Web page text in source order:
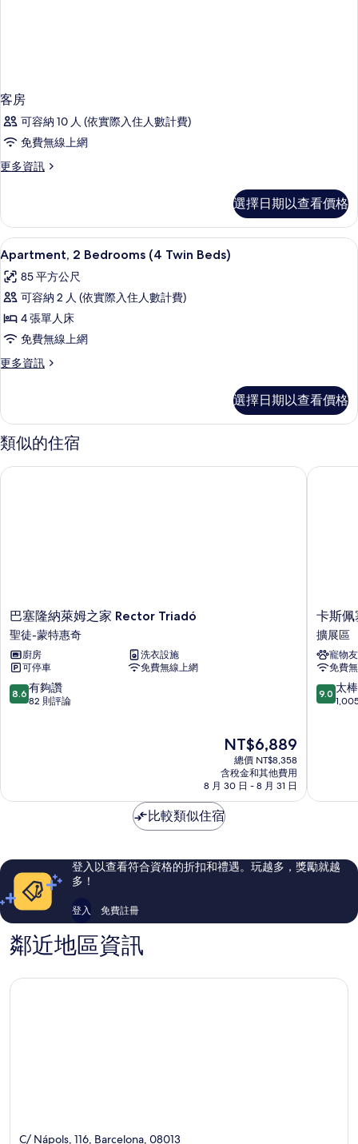
客房
可容納 10 人 (依實際入住人數計費)
免費無線上網
更多資訊
更
的
詳
情
選擇日期以查看價格
顯
示
Apartment,
2
Bedrooms
(4
Twin
所
有
片
5
Apartment, 2 Bedrooms (4 Twin Beds)
85 平方公尺
可容納 2 人 (依實際入住人數計費)
4 張單人床
免費無線上網
更多資訊
更
Bedrooms
(4
Twin
Beds)
的
選擇日期以查看價格
類似的住宿
巴
塞
隆
納
萊
姆
之
特
巴塞隆納萊姆之家 Rector Triadó
聖徒-蒙特惠奇
廚房
洗衣設施
可停車
免費無線上網
8.6
分，
讚，
論
8.6 有夠讚
82 則評論
現
價
格
為
NT$6,889
NT$6,889
總價 NT$8,358
含稅金和其他費用
8 月 30 日 - 8 月 31 日
巴塞隆納萊姆之家 Rector Triadó
卡
斯
佩
塞
爾
科
特
卡斯佩
擴展區
寵物
免費
9.0
分，
了，
論
9.0 太
卡斯佩
比較類似住宿
登入以查看符合資格的折扣和禮遇。玩越多，獎勵就越
多！
登入 免費註冊
鄰近地區資訊
C/ Nápols, 116, Barcelona, 08013